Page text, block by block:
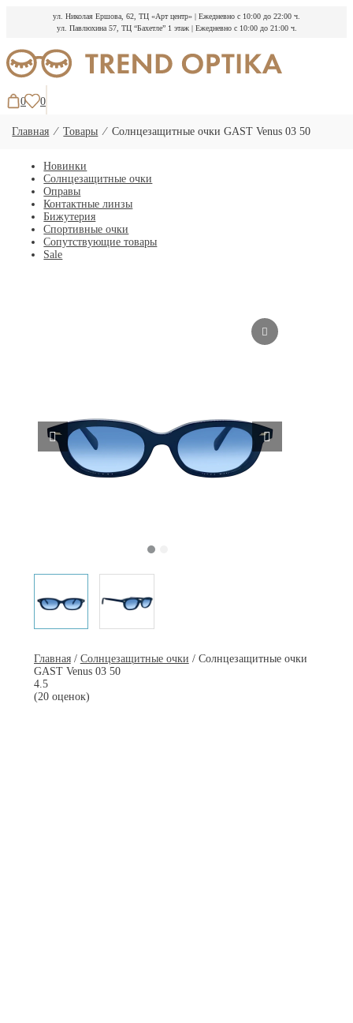
ул. Николая Ершова, 62, ТЦ «Арт центр» | Ежедневно с 10:00 до 22:00 ч.
ул. Павлюхина 57, ТЦ “Бахетле” 1 этаж | Ежедневно с 10:00 до 21:00 ч.
к
содержимому
0 0
Главная ⁄Товары ⁄Солнцезащитные очки GAST Venus 03 50
Новинки
Солнцезащитные очки
Оправы
Контактные линзы
Бижутерия
Спортивные очки
Сопутствующие товары
Sale
Главная/ Солнцезащитные очки / Солнцезащитные очки
GAST Venus 03 50
4.5
(20 оценок)